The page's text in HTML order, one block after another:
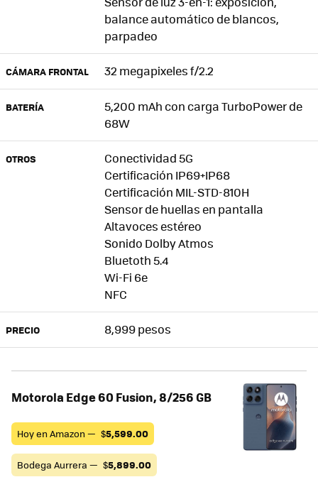
balance automático de blancos,
parpadeo
CÁMARA FRONTAL 32 megapixeles f/2.2
BATERÍA
5,200 mAh con carga TurboPower de
68W
OTROS
Conectividad 5G
Certificación IP69+IP68
Certificación MIL-STD-810H
Sensor de huellas en pantalla
Altavoces estéreo
Sonido Dolby Atmos
Bluetoth 5.4
Wi-Fi 6e
NFC
PRECIO 8,999 pesos
Motorola Edge 60 Fusion, 8/256 GB
Hoy en Amazon — $5,599.00
Bodega Aurrera — $5,899.00